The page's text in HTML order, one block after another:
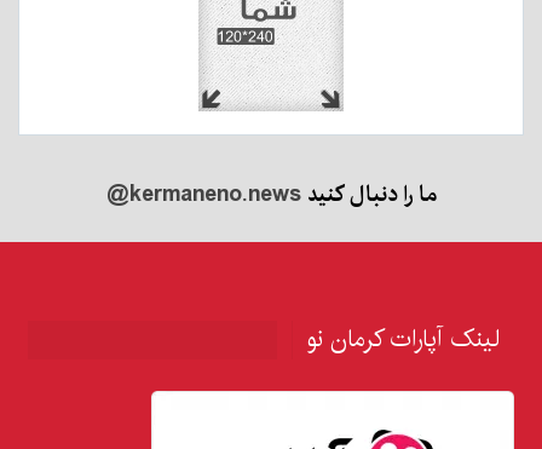
ما را دنبال کنید@kermaneno.news
لینک آپارات کرمان نو